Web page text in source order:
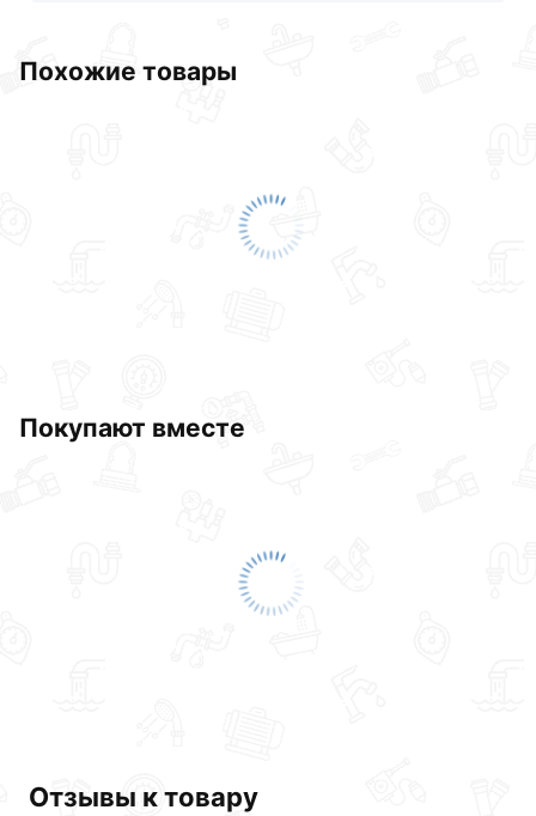
Похожие товары
Покупают вместе
Отзывы к товару